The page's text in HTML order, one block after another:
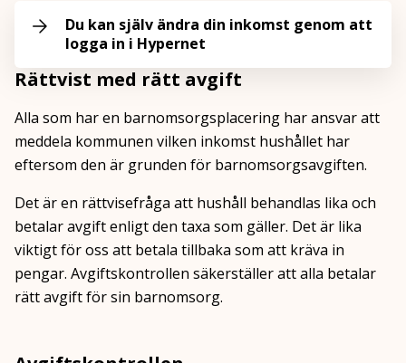
Du kan själv ändra din inkomst genom att
logga in i Hypernet
Rättvist med rätt avgift
Alla som har en barnomsorgsplacering har ansvar att
meddela kommunen vilken inkomst hushållet har
eftersom den är grunden för barnomsorgsavgiften.
Det är en rättvisefråga att hushåll behandlas lika och
betalar avgift enligt den taxa som gäller. Det är lika
viktigt för oss att betala tillbaka som att kräva in
pengar. Avgiftskontrollen säkerställer att alla betalar
rätt avgift för sin barnomsorg.